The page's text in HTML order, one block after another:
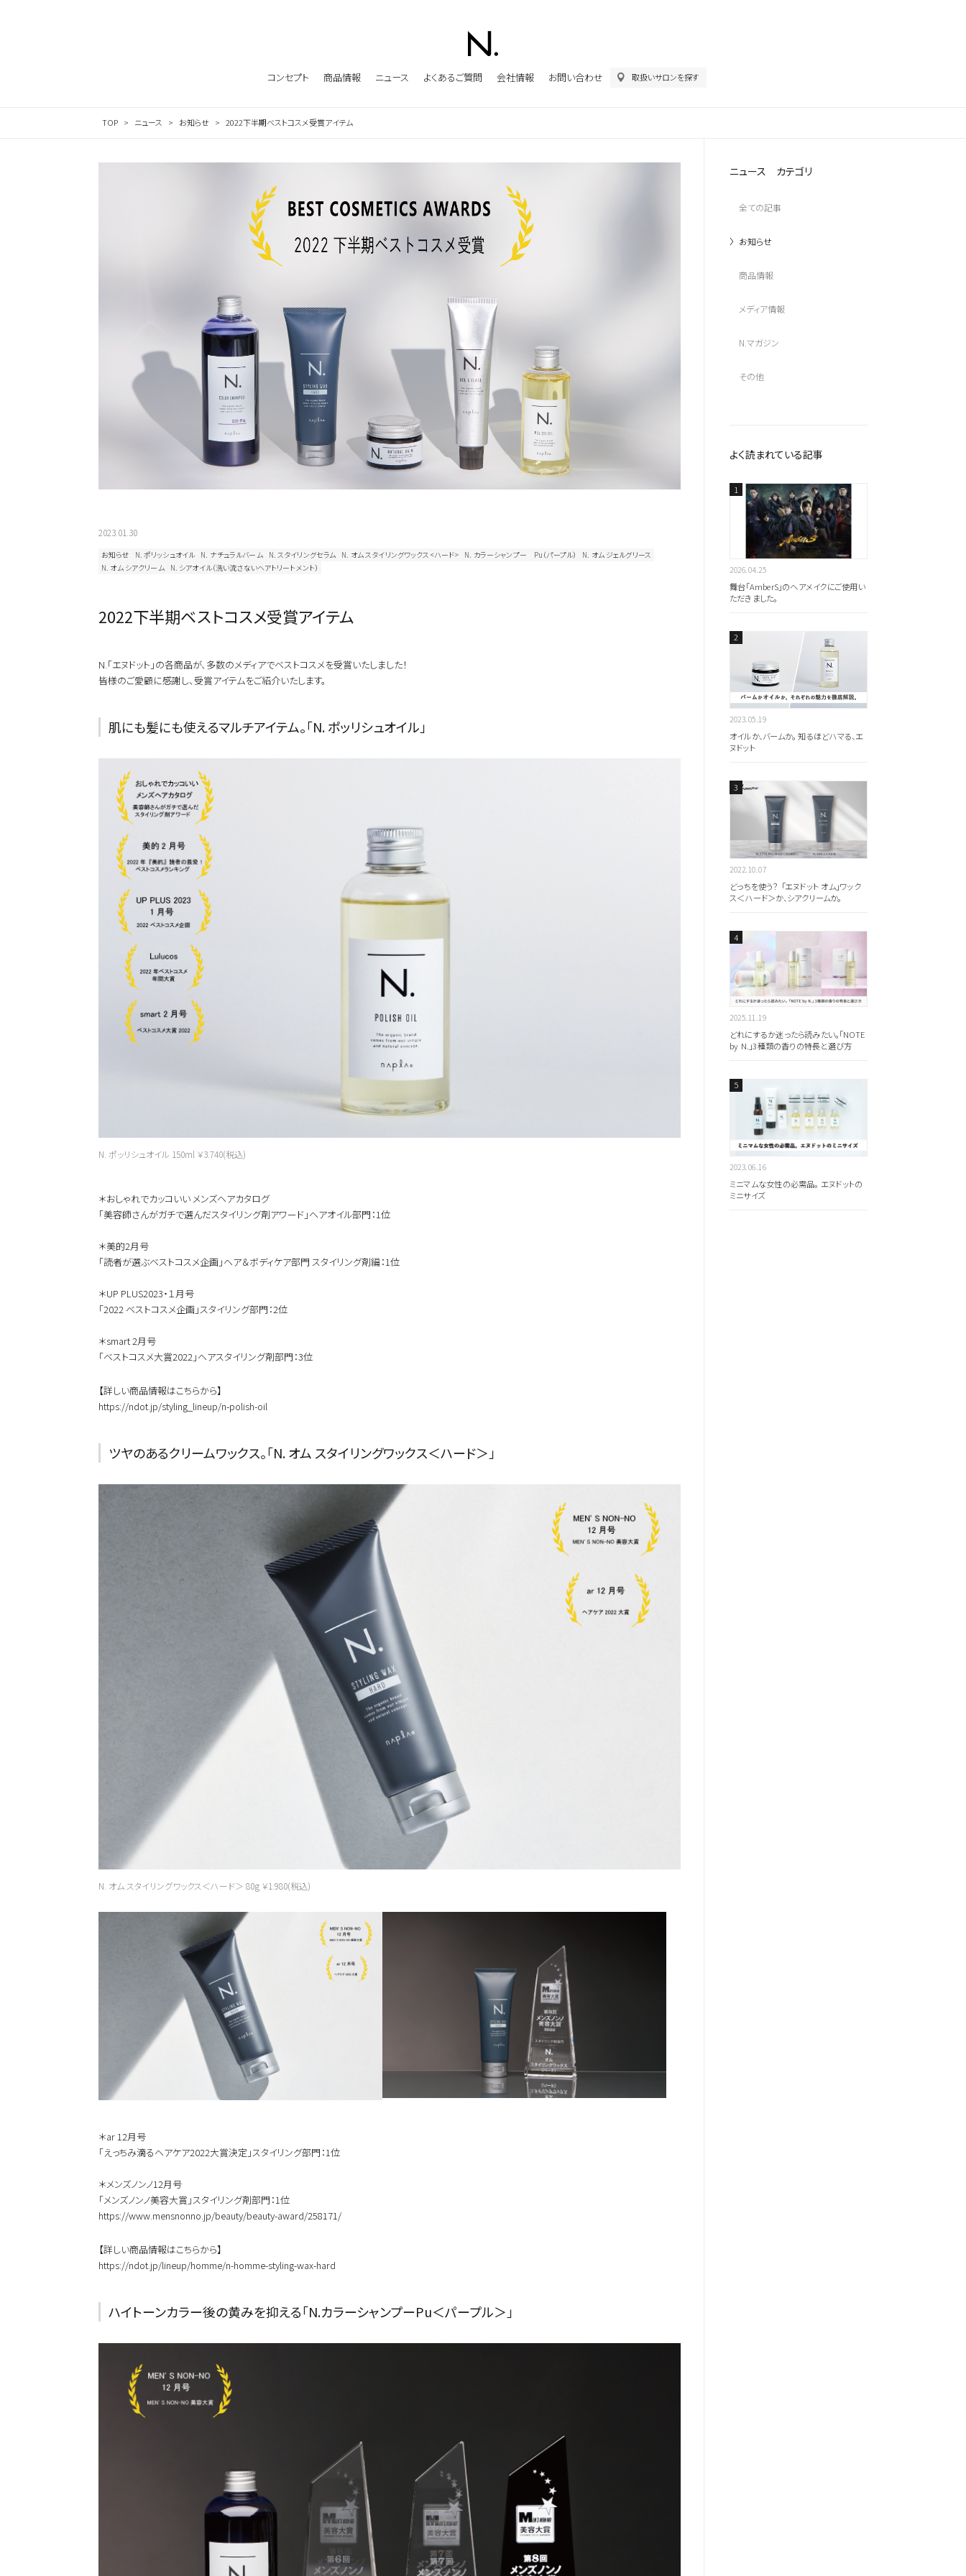
コンセプト 商品情報 ニュース よくあるご質問 会社情報 お問い合わせ 取扱いサロンを探す
シャンプー＆
トリートメント
ボディケア
その他
全ての商品を見る
おすすめキーワードから探す
メンズ
お試しサイズあり
ウェット
オイル
シトラス
よく検索されるキーワードから探す
ベスコス受賞
オーガニック植物成分配合
ダメージ毛
クリーム
こちらの商品はサロン専売品になります。
お買い求めの際はお近くの取扱いサロンへお問い合わせください。
一部プロユース商品は、サロンにて施術のみ可能です。
TOP ニュース お知らせ 2022下半期ベストコスメ受賞アイテム
2022下半期ベストコスメ受賞アイテム
お知らせ N. ポリッシュオイル N. ナチュラルバーム N. スタイリングセラム N. オム スタイリングワックス<ハード> N. カラーシャンプー Pu（パープル）
N. オム ジェルグリース
N. オム シアクリーム
N. シアオイル（洗い流さないヘアトリートメント）
2023.01.30
N.「エヌドット」の各商品が、多数のメディアでベストコスメを受賞いたしました！
皆様のご愛顧に感謝し、受賞アイテムをご紹介いたします。
肌にも髪にも使えるマルチアイテム。「N. ポッリシュオイル」
N. ポッリシュオイル 150ml ￥3.740(税込)
＊おしゃれでカッコいい メンズヘアカタログ
「美容師さんがガチで選んだスタイリング剤アワード」ヘアオイル部門：1位
＊美的2月号
「読者が選ぶベストコスメ企画」ヘア＆ボディケア部門 スタイリング剤編：1位
＊UP PLUS2023・１月号
「2022 ベストコスメ企画」スタイリング部門：2位
＊smart 2月号
「ベストコスメ大賞2022」ヘアスタイリング剤部門：3位
【詳しい商品情報はこちらから】
https://ndot.jp/styling_lineup/n-polish-oil
ツヤのあるクリームワックス。「N. オム スタイリングワックス＜ハード＞」
N. オム スタイリングワックス＜ハード＞ 80g ￥1.980(税込)
＊ar 12月号
「えっちみ滴るヘアケア2022大賞決定」スタイリング部門：1位
＊メンズノンノ12月号
「メンズノンノ美容大賞」スタイリング剤部門：1位
https://www.mensnonno.jp/beauty/beauty-award/258171/
【詳しい商品情報はこちらから】
https://ndot.jp/lineup/homme/n-homme-styling-wax-hard
ハイトーンカラー後の黄みを抑える「N.カラーシャンプーPu＜パープル＞」
ニュース カテゴリ
全ての記事
お知らせ
商品情報
メディア情報
N.マガジン
その他
よく読まれている記事
2026.04.25
舞台「AmberS」のヘアメイクにご使用い
ただきました。
2023.05.19
オイルか、バームか。 知るほどハマる、エ
ヌドット
2022.10.07
どっちを使う？ 「エヌドット オム」ワック
ス＜ハード＞か、シアクリームか。
2025.11.19
どれにするか迷ったら読みたい。「NOTE
by N.」3種類の香りの特長と選び方
2023.06.16
ミニマムな女性の必需品。 エヌドットの
ミニサイズ